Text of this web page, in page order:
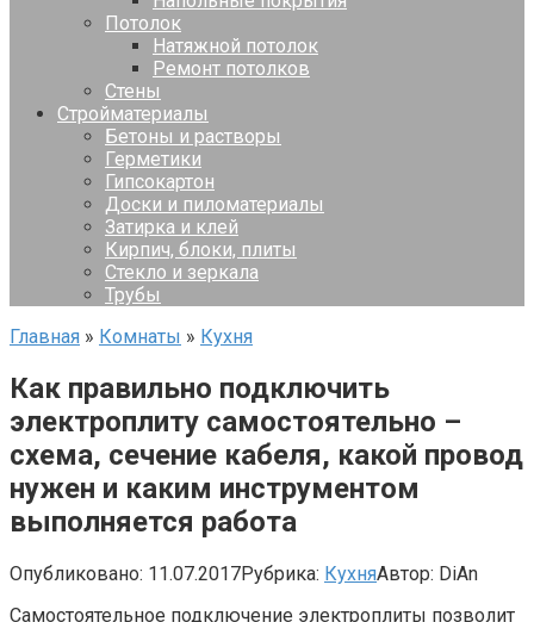
Потолок
Натяжной потолок
Ремонт потолков
Стены
Стройматериалы
Бетоны и растворы
Герметики
Гипсокартон
Доски и пиломатериалы
Затирка и клей
Кирпич, блоки, плиты
Стекло и зеркала
Трубы
Главная » Комнаты » Кухня
Как правильно подключить
электроплиту самостоятельно –
схема, сечение кабеля, какой провод
нужен и каким инструментом
выполняется работа
Опубликовано: 11.07.2017Рубрика: КухняАвтор: DiAn
Самостоятельное подключение электроплиты позволит